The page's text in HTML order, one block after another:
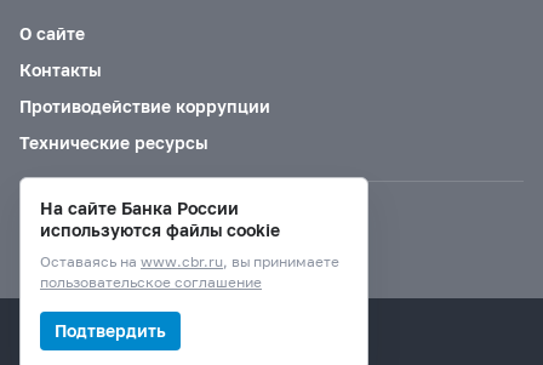
О сайте
Контакты
Противодействие коррупции
Технические ресурсы
Версия для слабовидящих
© Банк России, 2000–2026.
На сайте Банка России
используются файлы cookie
Оставаясь на www.cbr.ru, вы принимаете
пользовательское соглашение
Подтвердить